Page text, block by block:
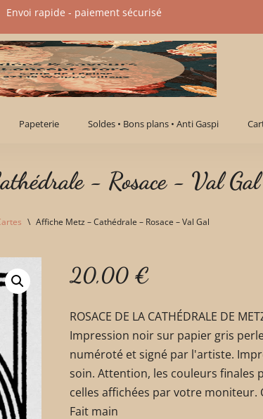
Envoi rapide - paiement sécurisé​
Papeterie Soldes • Bons plans • Anti Gaspi
- Rosace - Val Gal
\ Affiche Metz – Cathédrale – Rosace – Val Gal
20,00 €
ROSACE DE LA CATHÉDRALE DE
Impression noir sur papier gris
numéroté et signé par l'artiste.
soin. Attention, les couleurs finales
celles affichées par votre moniteur.
Fait main